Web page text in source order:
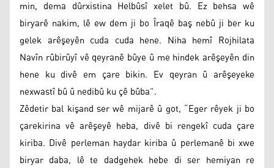
min, dema dûrxistina Helbûsî xelet bû. Ez behsa wê
biryarê nakim, lê ew dem ji bo Îraqê baş nebû ji ber ku
gelek arêşeyên cuda cuda hene. Niha hemî Rojhilata
Navîn rûbirûyî vê qeyranê bûye û me hindek arêşeyên din
hene ku divê em çare bikin. Ev qeyran û arêşeyeke
nexwastî bû û nedibû ku çê bûba”.
Zêdetir bal kişand ser wê mijarê û got, “Eger rêyek ji bo
çarekirina vê arêşeyê heba, divê bi rengekî cuda çare
kiriba. Divê perleman haydar kiriba û perlemanê bi xwe
biryar daba, lê te dadgehek hebe di ser hemiyan re